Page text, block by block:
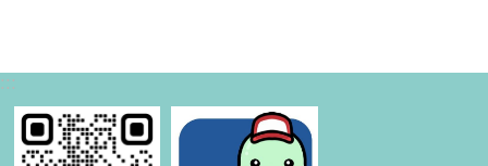
:::